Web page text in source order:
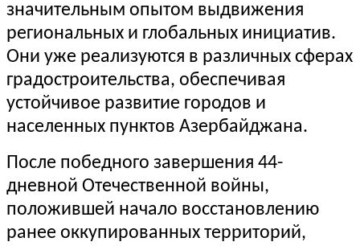
значительным опытом выдвижения
региональных и глобальных инициатив.
Они уже реализуются в различных сферах
градостроительства, обеспечивая
устойчивое развитие городов и
населенных пунктов Азербайджана.
После победного завершения 44-
дневной Отечественной войны,
положившей начало восстановлению
ранее оккупированных территорий,